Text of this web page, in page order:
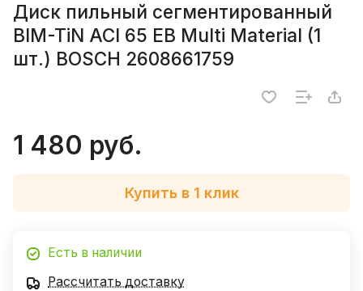
Диск пильный сегментированный
BIM-TiN ACI 65 EB Multi Material (1
шт.) BOSCH 2608661759
1 480 руб.
Купить в 1 клик
Есть в наличии
Рассчитать доставку